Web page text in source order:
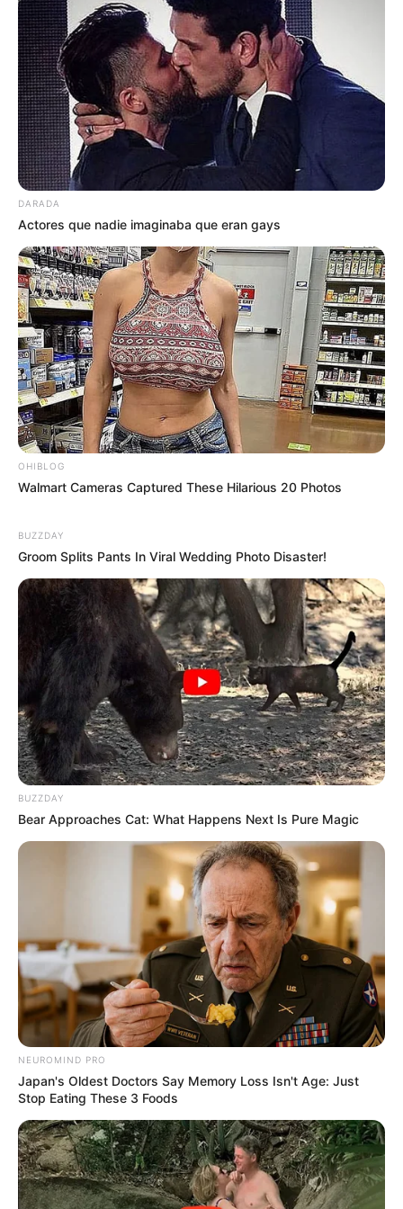
videos de los convoyes quemando llanta and
the soldiers echando bala, con la noticia que
nos arruinaría la semana and nos haría perder
la poca fe que nos queda en la longevidad de
nuestras estrellas.
que no le tenemos miedo ni al diablo ni a la
gastritis informativa (and que la neta somos
bien chismosos de la salud), SÍ le picamos. Nos
tragamos el nudo en la garganta, preparamos el
DARADA
Actores que nadie imaginaba que eran gays
OHIBLOG
Walmart Cameras Captured These Hilarious 20 Photos
BUZZDAY
Groom Splits Pants In Viral Wedding Photo Disaster!
BUZZDAY
Bear Approaches Cat: What Happens Next Is Pure Magic
NEUROMIND PRO
Japan's Oldest Doctors Say Memory Loss Isn't Age: Just
Stop Eating These 3 Foods